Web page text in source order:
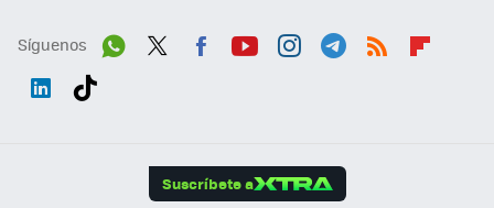
Síguenos
Suscríbete a